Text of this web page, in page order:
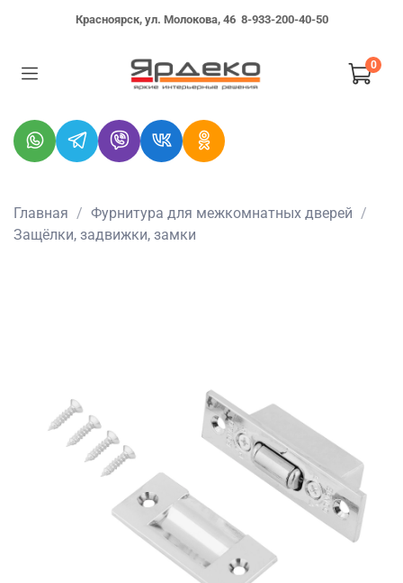
Красноярск, ул. Молокова, 46 8-933-200-40-50
0
Главная
Фурнитура для межкомнатных дверей
Защёлки, задвижки, замки